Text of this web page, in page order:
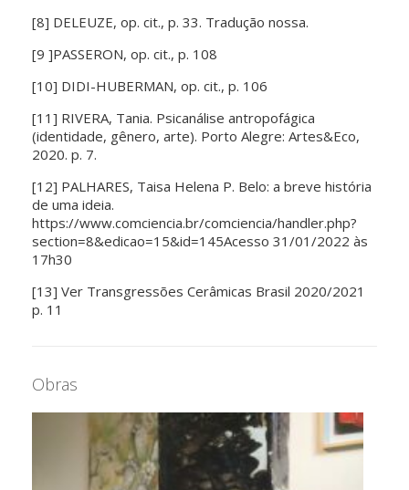
[8] DELEUZE, op. cit., p. 33. Tradução nossa.
[9 ]PASSERON, op. cit., p. 108
[10] DIDI-HUBERMAN, op. cit., p. 106
[11] RIVERA, Tania. Psicanálise antropofágica
(identidade, gênero, arte). Porto Alegre: Artes&Eco,
2020. p. 7.
[12] PALHARES, Taisa Helena P. Belo: a breve história
de uma ideia.
https://www.comciencia.br/comciencia/handler.php?
section=8&edicao=15&id=145Acesso 31/01/2022 às
17h30
[13] Ver Transgressões Cerâmicas Brasil 2020/2021
p. 11
Obras